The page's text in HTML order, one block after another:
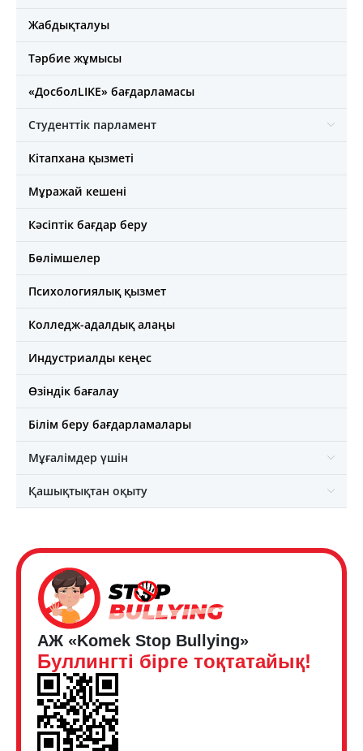
Жабдықталуы
Тәрбие жұмысы
«ДосболLIKE» бағдарламасы
Студенттік парламент
Кітапхана қызметі
Мұражай кешені
Кәсіптік бағдар беру
Бөлімшелер
Психологиялық қызмет
Колледж-адалдық алаңы
Индустриалды кеңес
Өзіндік бағалау
Білім беру бағдарламалары
Мұғалімдер үшін
Қашықтықтан оқыту
АЖ «Komek Stop Bullying»
Буллингті бірге тоқтатайық!